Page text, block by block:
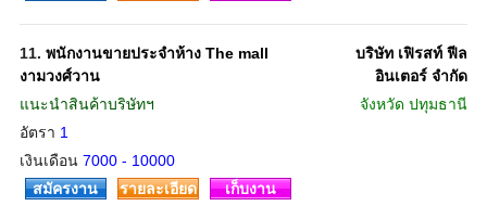
11. พนักงานขายประจำห้าง The mall
งามวงศ์วาน
แนะนำสินค้าบริษัทฯ
อัตรา 1
เงินเดือน 7000 - 10000
บริษัท เฟิรสท์ ฟีล
อินเตอร์ จำกัด
จังหวัด ปทุมธานี
สมัครงาน รายละเอียด เก็บงาน